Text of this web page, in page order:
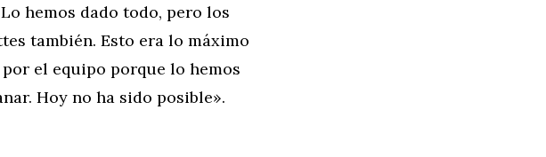
hemos dado todo, pero los
también. Esto era lo máximo
el equipo porque lo hemos
Hoy no ha sido posible».